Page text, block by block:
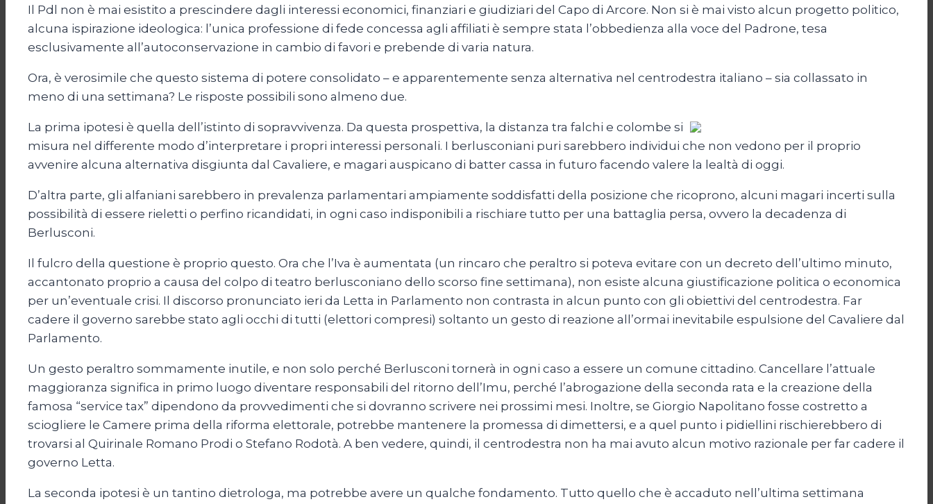
Il Pdl non è mai esistito a prescindere dagli interessi economici, finanziari e giudiziari del Capo di Arcore. Non si è mai visto alcun progetto politico,
alcuna ispirazione ideologica: l’unica professione di fede concessa agli affiliati è sempre stata l’obbedienza alla voce del Padrone, tesa
esclusivamente all’autoconservazione in cambio di favori e prebende di varia natura.
Ora, è verosimile che questo sistema di potere consolidato – e apparentemente senza alternativa nel centrodestra italiano – sia collassato in
meno di una settimana? Le risposte possibili sono almeno due.
La prima ipotesi è quella dell’istinto di sopravvivenza. Da questa prospettiva, la distanza tra falchi e colombe si
misura nel differente modo d’interpretare i propri interessi personali. I berlusconiani puri sarebbero individui che non vedono per il proprio
avvenire alcuna alternativa disgiunta dal Cavaliere, e magari auspicano di batter cassa in futuro facendo valere la lealtà di oggi.
D’altra parte, gli alfaniani sarebbero in prevalenza parlamentari ampiamente soddisfatti della posizione che ricoprono, alcuni magari incerti sulla
possibilità di essere rieletti o perfino ricandidati, in ogni caso indisponibili a rischiare tutto per una battaglia persa, ovvero la decadenza di
Berlusconi.
Il fulcro della questione è proprio questo. Ora che l’Iva è aumentata (un rincaro che peraltro si poteva evitare con un decreto dell’ultimo minuto,
accantonato proprio a causa del colpo di teatro berlusconiano dello scorso fine settimana), non esiste alcuna giustificazione politica o economica
per un’eventuale crisi. Il discorso pronunciato ieri da Letta in Parlamento non contrasta in alcun punto con gli obiettivi del centrodestra. Far
cadere il governo sarebbe stato agli occhi di tutti (elettori compresi) soltanto un gesto di reazione all’ormai inevitabile espulsione del Cavaliere dal
Parlamento.
Un gesto peraltro sommamente inutile, e non solo perché Berlusconi tornerà in ogni caso a essere un comune cittadino. Cancellare l’attuale
maggioranza significa in primo luogo diventare responsabili del ritorno dell’Imu, perché l’abrogazione della seconda rata e la creazione della
famosa “service tax” dipendono da provvedimenti che si dovranno scrivere nei prossimi mesi. Inoltre, se Giorgio Napolitano fosse costretto a
sciogliere le Camere prima della riforma elettorale, potrebbe mantenere la promessa di dimettersi, e a quel punto i pidiellini rischierebbero di
trovarsi al Quirinale Romano Prodi o Stefano Rodotà. A ben vedere, quindi, il centrodestra non ha mai avuto alcun motivo razionale per far cadere il
governo Letta.
La seconda ipotesi è un tantino dietrologa, ma potrebbe avere un qualche fondamento. Tutto quello che è accaduto nell’ultima settimana